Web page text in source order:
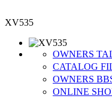
XV535
OWNERS
CATALOG
OWNERS
ONLINE